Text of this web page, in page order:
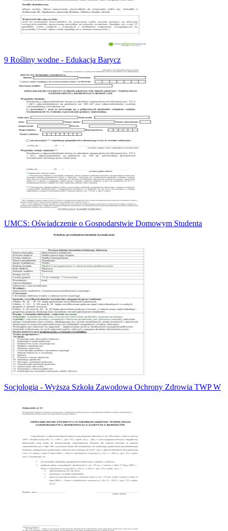
9 Rośliny wodne - Edukacja Barycz
UMCS: Oświadczenie o Gospodarstwie Domowym Studenta
Socjologia - Wyższa Szkoła Zawodowa Ochrony Zdrowia TWP W